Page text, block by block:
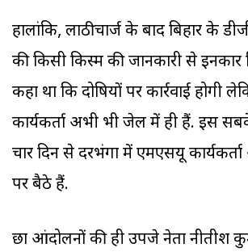
हालांकि, लाठीचार्ज के बाद बिहार के
की किसी किस्म की जानकारी से इनकार
कहा था कि दोषियों पर कार्रवाई होगी
कार्यकर्ता अभी भी जेल में ही हैं. इस
चार दिन से दरभंगा में एमएसयू
पर बैठे हैं.
छात्र आंदोलनों की ही उपजे नेता नीतीश